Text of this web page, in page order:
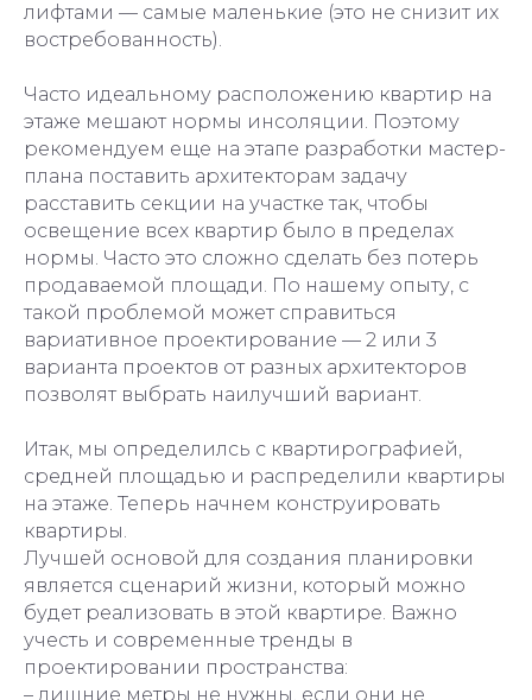
лифтами — самые маленькие (это не снизит их
востребованность).
Часто идеальному расположению квартир на
этаже мешают нормы инсоляции. Поэтому
рекомендуем еще на этапе разработки мастер-
плана поставить архитекторам задачу
расставить секции на участке так, чтобы
освещение всех квартир было в пределах
нормы. Часто это сложно сделать без потерь
продаваемой площади. По нашему опыту, с
такой проблемой может справиться
вариативное проектирование — 2 или 3
варианта проектов от разных архитекторов
позволят выбрать наилучший вариант.
Итак, мы определилсь с квартирографией,
средней площадью и распределили квартиры
на этаже. Теперь начнем конструировать
квартиры.
Лучшей основой для создания планировки
является сценарий жизни, который можно
будет реализовать в этой квартире. Важно
учесть и современные тренды в
проектировании пространства:
– лишние метры не нужны, если они не